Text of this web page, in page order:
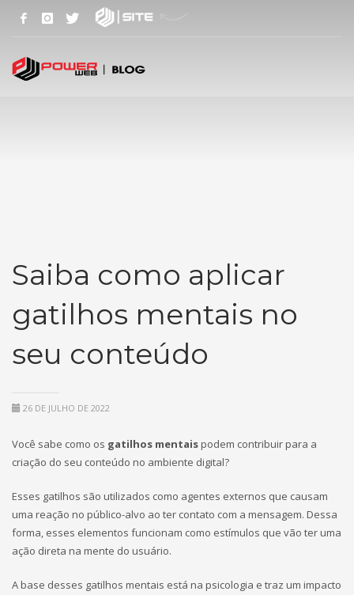
Saiba como aplicar
gatilhos mentais no
seu conteúdo
26 DE JULHO DE 2022
Você sabe como os gatilhos mentaispodem contribuir para a
criação do seu conteúdo no ambiente digital?
Esses gatilhos são utilizados como agentes externos que causam
uma reação no público-alvo ao ter contato com a mensagem. Dessa
forma, esses elementos funcionam como estímulos que vão ter uma
ação direta na mente do usuário.
A base desses gatilhos mentais está na psicologia e traz um impacto